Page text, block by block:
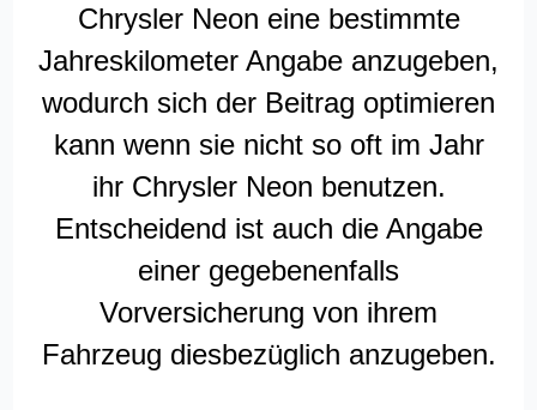
Chrysler Neon eine bestimmte
Jahreskilometer Angabe anzugeben,
wodurch sich der Beitrag optimieren
kann wenn sie nicht so oft im Jahr
ihr Chrysler Neon benutzen.
Entscheidend ist auch die Angabe
einer gegebenenfalls
Vorversicherung von ihrem
Fahrzeug diesbezüglich anzugeben.